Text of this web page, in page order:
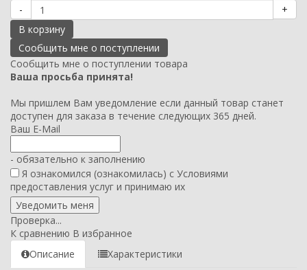
-
+
В корзину
Сообщить мне о поступлении товара
Ваша просьба принята!
Мы пришлем Вам уведомление если данный товар станет
доступен для заказа в течение следующих 365 дней.
Ваш E-Mail
- обязательно к заполнению
Я ознакомился (ознакомилась) с Условиями
предоставления услуг и принимаю их
Проверка...
К сравнению В избранное
Описание
Характеристики